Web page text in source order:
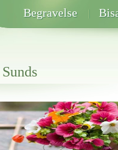
Begravelse
når det gælder